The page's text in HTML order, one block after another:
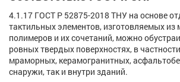
4.1.17 ГОСТ Р 52875-2018 ТНУ на основе
тактильных элементов, изготовляемых из
полимеров и их сочетаний, можно
ровных твердых поверхностях, в
мраморных, керамогранитных,
снаружи, так и внутри зданий.